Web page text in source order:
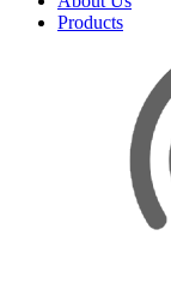
Products